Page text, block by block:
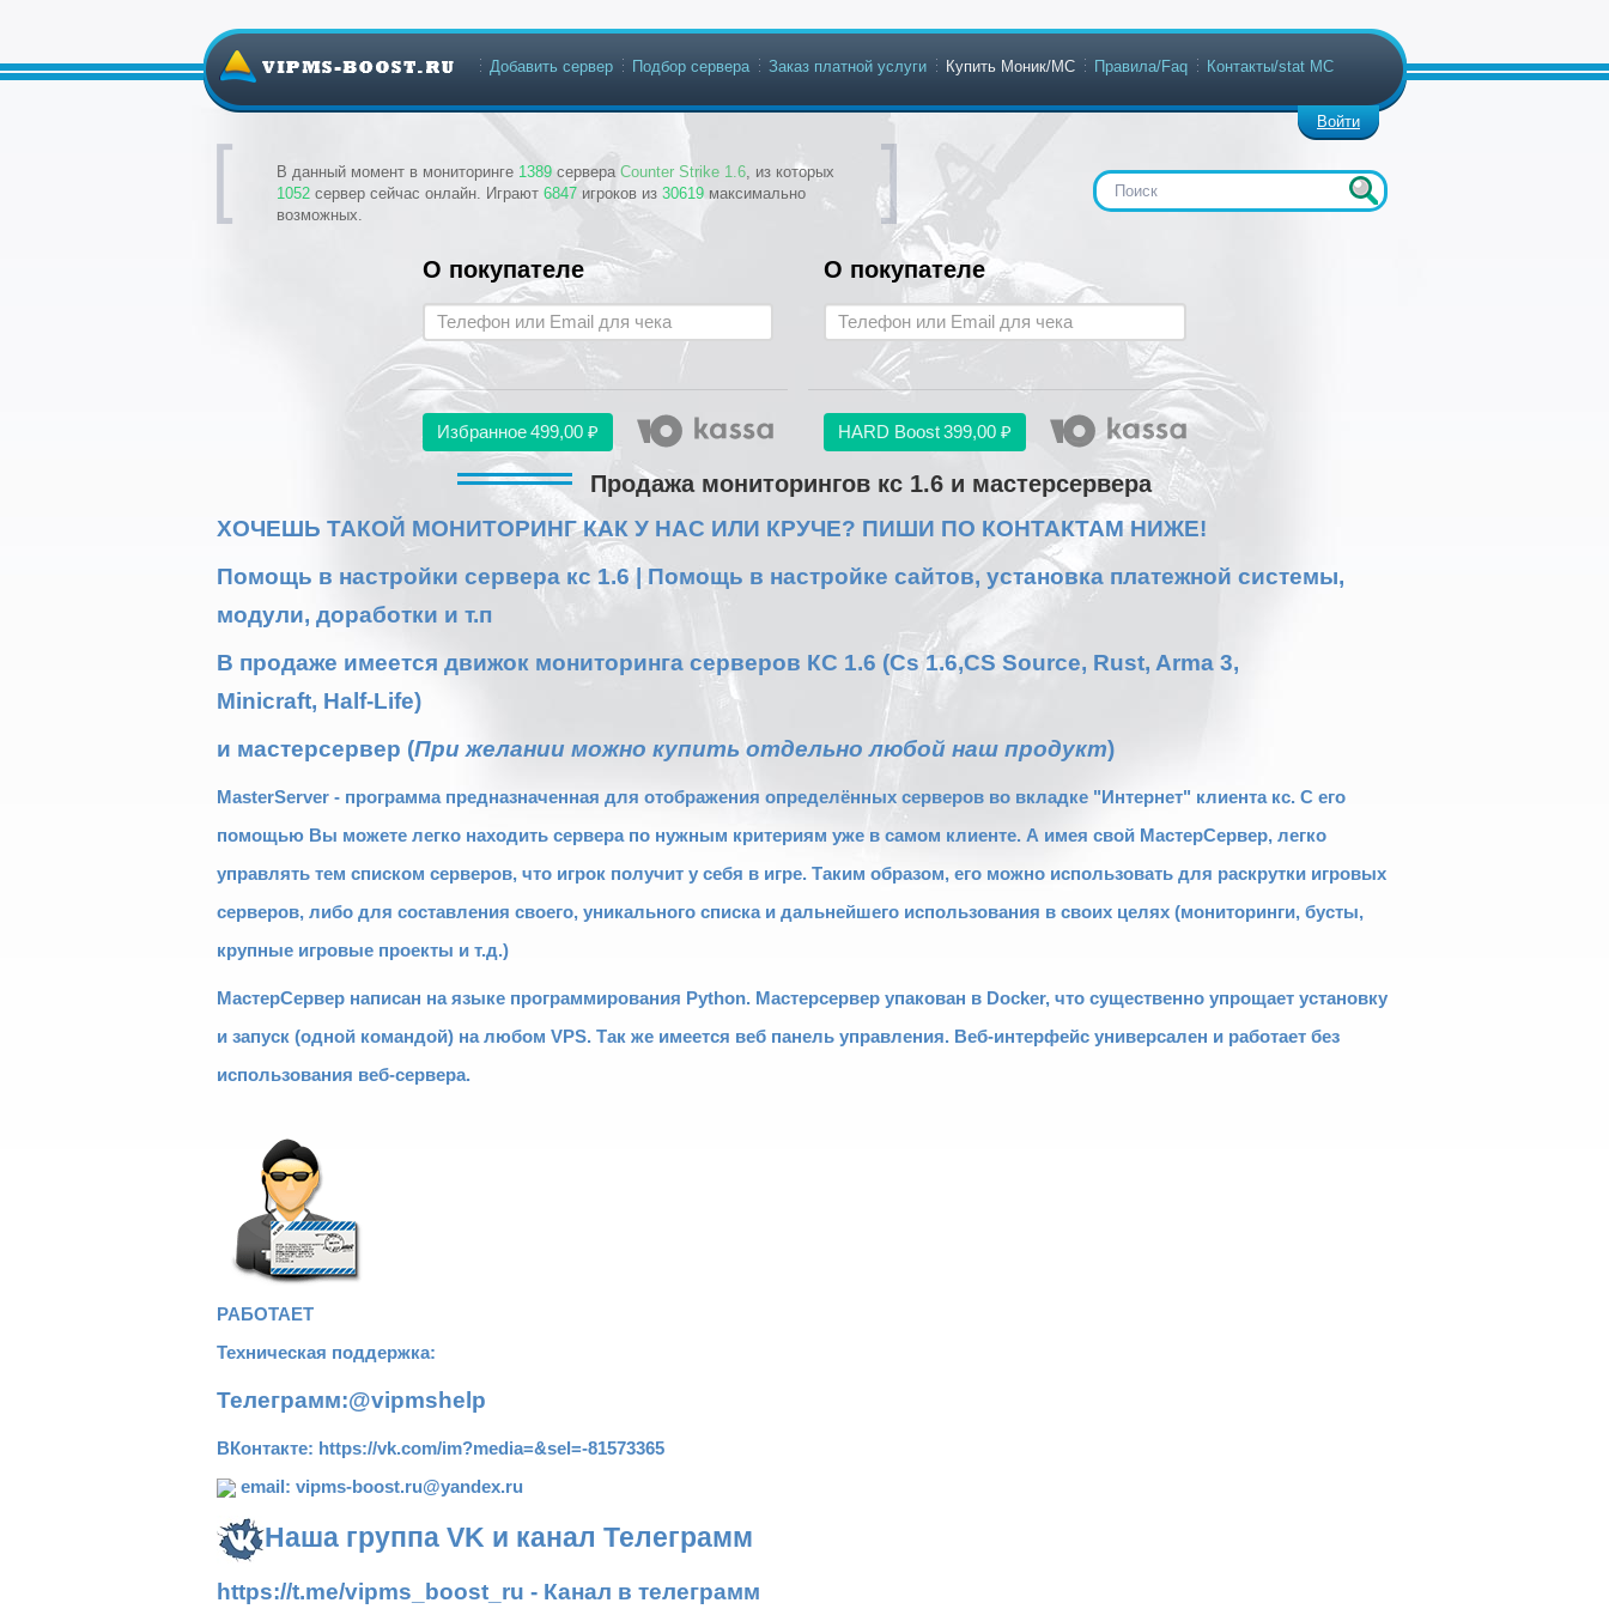
В данный момент в мониторинге 1389 сервера Counter Strike 1.6, из которых
1052 сервер сейчас онлайн. Играют 6847 игроков из 30619 максимально
возможных.
Войти
Добавить сервер Подбор сервера Заказ платной услуги Купить Моник/МС Правила/Faq Контакты/stat МС
О покупателе
Избранное499,00 ₽
О покупателе
HARD Boost399,00 ₽
Продажа мониторингов кс 1.6 и мастерсервера
ХОЧЕШЬ ТАКОЙ МОНИТОРИНГ КАК У НАС ИЛИ КРУЧЕ? ПИШИ ПО КОНТАКТАМ НИЖЕ!
Помощь в настройки сервера кс 1.6 | Помощь в настройке сайтов, установка платежной системы,
модули, доработки и т.п
В продаже имеется движок мониторинга серверов КС 1.6 (Cs 1.6,CS Source, Rust, Arma 3,
Minicraft, Half-Life)
и мастерсервер (При желании можно купить отдельно любой наш продукт)
MasterServer - программа предназначенная для отображения определённых серверов во вкладке "Интернет" клиента кс. С его
помощью Вы можете легко находить сервера по нужным критериям уже в самом клиенте. А имея свой МастерСервер, легко
управлять тем списком серверов, что игрок получит у себя в игре. Таким образом, его можно использовать для раскрутки игровых
серверов, либо для составления своего, уникального списка и дальнейшего использования в своих целях (мониторинги, бусты,
крупные игровые проекты и т.д.)
МастерСервер написан на языке программирования Python. Мастерсервер упакован в Docker, что существенно упрощает установку
и запуск (одной командой) на любом VPS. Так же имеется веб панель управления. Веб-интерфейс универсален и работает без
использования веб-сервера.
РАБОТАЕТ
Техническая поддержка:
Телеграмм:@vipmshelp
ВКонтакте: https://vk.com/im?media=&sel=-81573365
email: vipms-boost.ru@yandex.ru
Наша группа VK и канал Телеграмм
https://t.me/vipms_boost_ru - Канал в телеграмм